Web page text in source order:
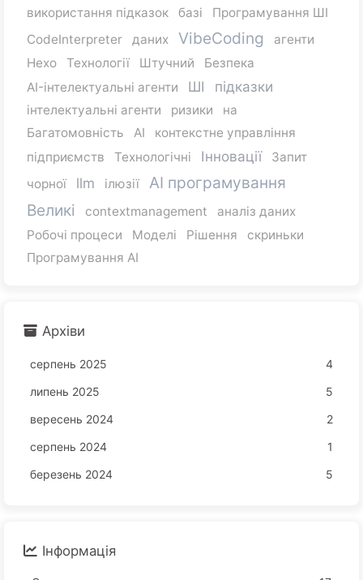
використання підказок базі
Програмування ШІ
CodeInterpreter
даних VibeCoding
агенти
Hexo
Технології Штучний
Безпека
AI-інтелектуальні агенти
ШІ підказки
інтелектуальні агенти ризики
на
Багатомовність
AI
контекстне управління
підприємств
Технологічні Інновації
Запит
чорної
llm ілюзії
AI програмування
Великі
contextmanagement
аналіз даних
Робочі процеси
Моделі Рішення
скриньки
Програмування AI
Архіви
серпень 2025
4
липень 2025
5
вересень 2024
2
серпень 2024
1
березень 2024
5
Інформація